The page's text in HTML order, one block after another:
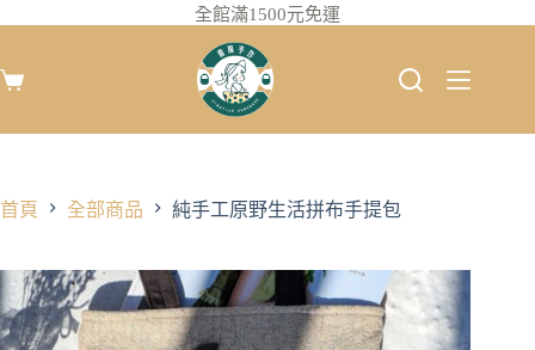
全館滿1500元免運
首頁 全部商品 純手工原野生活拼布手提包